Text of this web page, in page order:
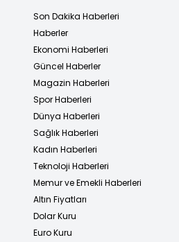
Son Dakika Haberleri
Haberler
Ekonomi Haberleri
Güncel Haberler
Magazin Haberleri
Spor Haberleri
Dünya Haberleri
Sağlık Haberleri
Kadın Haberleri
Teknoloji Haberleri
Memur ve Emekli Haberleri
Altın Fiyatları
Dolar Kuru
Euro Kuru